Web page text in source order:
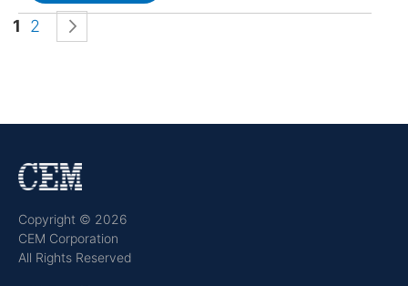
ページ
ページを読んでいます
1 ページ
2
Copyright © 2026
CEM Corporation
All Rights Reserved